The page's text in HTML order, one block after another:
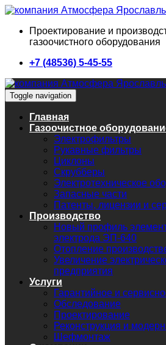
Проектирование и
газоочистного оборудования
+7 (48536) 5-45-55
Toggle navigation
Главная
Газоочистное
Электрофильтры
Рукавные фильтры
Циклоны
Скрубберы
Электротехническое
Запасные части
Патенты, лицензии и
Производство
Новый профиль
электрода ЭП-640
Отопление
Увеличение
предприятия
Услуги
Гарантийное и
Обследование
Проектирование
Реконструкция и
Шефмонтаж